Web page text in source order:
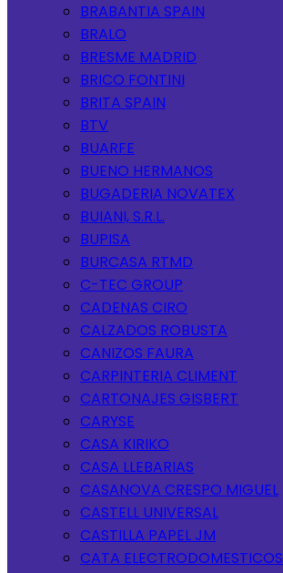
BRABANTIA SPAIN
BRALO
BRESME MADRID
BRICO FONTINI
BRITA SPAIN
BTV
BUARFE
BUENO HERMANOS
BUGADERIA NOVATEX
BUIANI, S.R.L.
BUPISA
BURCASA RTMD
C-TEC GROUP
CADENAS CIRO
CALZADOS ROBUSTA
CANIZOS FAURA
CARPINTERIA CLIMENT
CARTONAJES GISBERT
CARYSE
CASA KIRIKO
CASA LLEBARIAS
CASANOVA CRESPO MIGUEL
CASTELL UNIVERSAL
CASTILLA PAPEL JM
CATA ELECTRODOMESTICOS